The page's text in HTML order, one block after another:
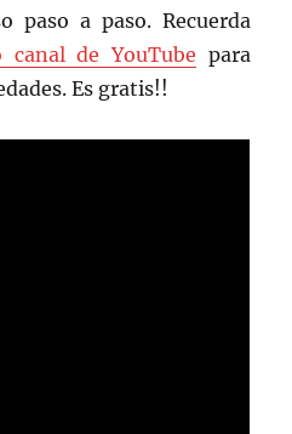
paso a paso. Recuerda
canal de YouTube para
Es gratis!!